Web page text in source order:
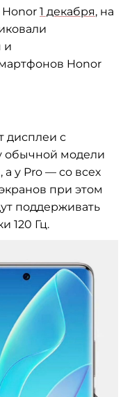
1 декабря, на
и
Honor
дисплеи с
обычной модели
а у Pro — со всех
при этом
поддерживать
120 Гц.